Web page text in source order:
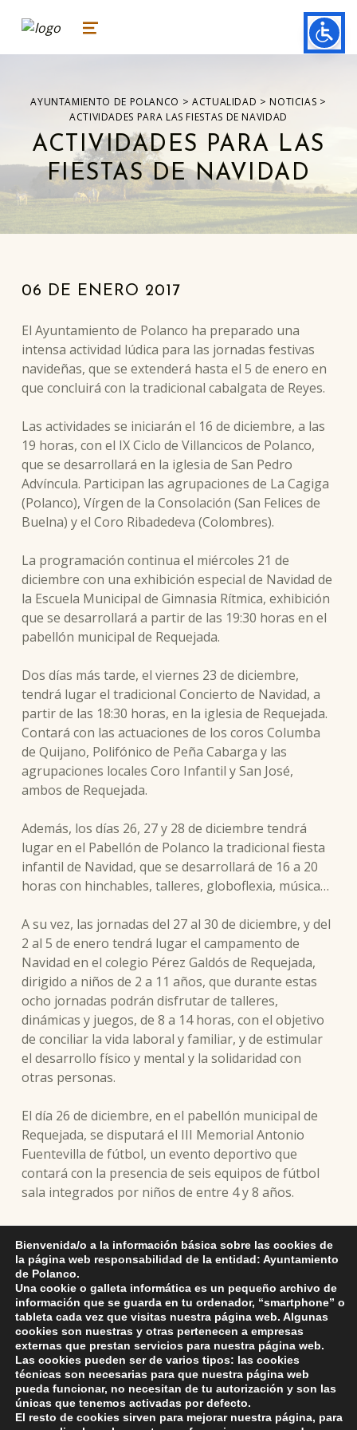
ayuntamiento de polanco
AYUNTAMIENTO DE POLANCO MENU
AYUNTAMIENTO DE POLANCO > ACTUALIDAD > NOTICIAS >
ACTIVIDADES PARA LAS FIESTAS DE NAVIDAD
ACTIVIDADES PARA LAS
FIESTAS DE NAVIDAD
06 DE ENERO 2017
El Ayuntamiento de Polanco ha preparado una
intensa actividad lúdica para las jornadas festivas
navideñas, que se extenderá hasta el 5 de enero en
que concluirá con la tradicional cabalgata de Reyes.
Las actividades se iniciarán el 16 de diciembre, a las
19 horas, con el IX Ciclo de Villancicos de Polanco,
que se desarrollará en la iglesia de San Pedro
Advíncula. Participan las agrupaciones de La Cagiga
(Polanco), Vírgen de la Consolación (San Felices de
Buelna) y el Coro Ribadedeva (Colombres).
La programación continua el miércoles 21 de
diciembre con una exhibición especial de Navidad de
la Escuela Municipal de Gimnasia Rítmica, exhibición
que se desarrollará a partir de las 19:30 horas en el
pabellón municipal de Requejada.
Dos días más tarde, el viernes 23 de diciembre,
tendrá lugar el tradicional Concierto de Navidad, a
partir de las 18:30 horas, en la iglesia de Requejada.
Contará con las actuaciones de los coros Columba
de Quijano, Polifónico de Peña Cabarga y las
agrupaciones locales Coro Infantil y San José,
ambos de Requejada.
Además, los días 26, 27 y 28 de diciembre tendrá
lugar en el Pabellón de Polanco la tradicional fiesta
infantil de Navidad, que se desarrollará de 16 a 20
horas con hinchables, talleres, globoflexia, música…
A su vez, las jornadas del 27 al 30 de diciembre, y del
2 al 5 de enero tendrá lugar el campamento de
Navidad en el colegio Pérez Galdós de Requejada,
dirigido a niños de 2 a 11 años, que durante estas
ocho jornadas podrán disfrutar de talleres,
dinámicas y juegos, de 8 a 14 horas, con el objetivo
de conciliar la vida laboral y familiar, y de estimular
el desarrollo físico y mental y la solidaridad con
otras personas.
El día 26 de diciembre, en el pabellón municipal de
Requejada, se disputará el III Memorial Antonio
Fuentevilla de fútbol, un evento deportivo que
contará con la presencia de seis equipos de fútbol
sala integrados por niños de entre 4 y 8 años.
Las actividades lúdicas de Navidad concluirán en la
noche del 5 de enero con la celebración de la
tradicional y esperada Cabalgata de Reyes, en la que
de nuevo los Reyes Magos visitarán a todos los
niños del municipio.
Skip back to main navigation
Bienvenida/o a la información básica sobre las cookies de
la página web responsabilidad de la entidad: Ayuntamiento
de Polanco.
Una cookie o galleta informática es un pequeño archivo de
información que se guarda en tu ordenador, “smartphone” o
tableta cada vez que visitas nuestra página web. Algunas
cookies son nuestras y otras pertenecen a empresas
externas que prestan servicios para nuestra página web.
Las cookies pueden ser de varios tipos: las cookies
técnicas son necesarias para que nuestra página web
pueda funcionar, no necesitan de tu autorización y son las
únicas que tenemos activadas por defecto.
El resto de cookies sirven para mejorar nuestra página, para